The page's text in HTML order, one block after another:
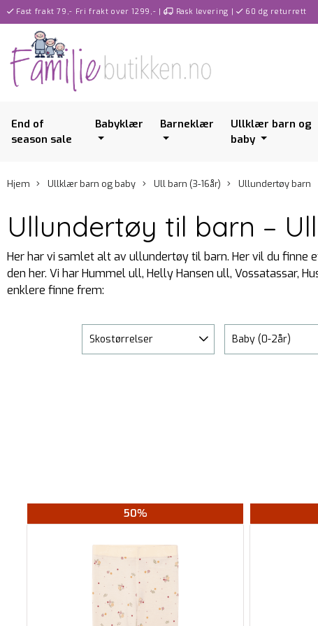
Fast frakt 79,- Fri frakt over 1299,- | Rask levering | 60 dg returrett
End of
season sale
Babyklær Barneklær
Ullklær barn og
baby
Hjem Ullklær barn og baby Ull barn (3-16år) Ullundertøy barn
Ullundertøy til barn –
Her har vi samlet alt av ullundertøy til barn. Her vil du
den her. Vi har Hummel ull, Helly Hansen ull, Vossatassar,
enklere finne frem:
Skostørrelser Baby (0-2år)
50%